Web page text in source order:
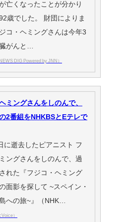
亡くなったことが分かり
歳でした。 財団によりま
コ・ヘミングさんは今年3
がんと…
DIG Powered by JNN）
ミングさんをしのんで、
2番組をNHKBSとEテレで
逝去したピアニスト フ
ングさんをしのんで、過
れた『フジコ・ヘミング
面影を探して ~スペイン・
への旅~』（NHK…
）